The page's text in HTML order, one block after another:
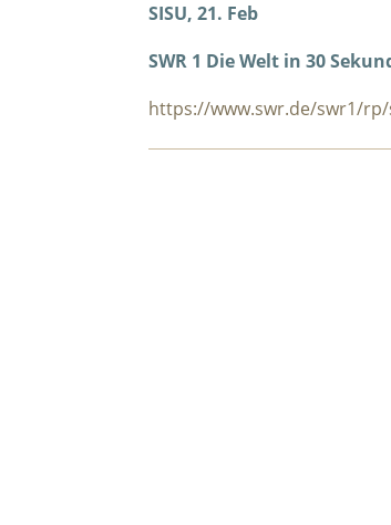
SISU, 21. Feb
SWR 1 Die Welt in 30
https://www.swr.de/swr1/